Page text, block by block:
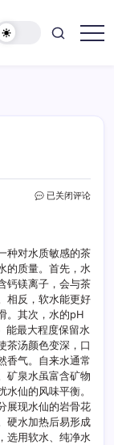
水
会
影
响
水
仙
口
感
已关闭评论
种对水质敏感的茶
的质量。首先，水
钙镁离子，会与茶
相反，软水能更好
。其次，水的pH
能最大程度保留水
茶汤颜色变深，口
香气。自来水通常
矿泉水虽富含矿物
仙的风味平衡。
展现水仙的岩骨花
硬水加热后易形成
选用软水、纯净水